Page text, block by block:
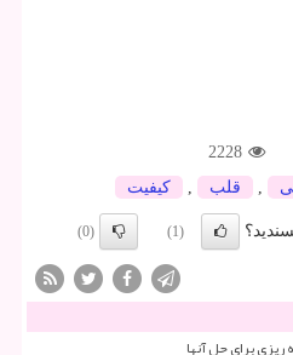
2228
قلب كیفیت
(1)
(0)
برای حل آنها